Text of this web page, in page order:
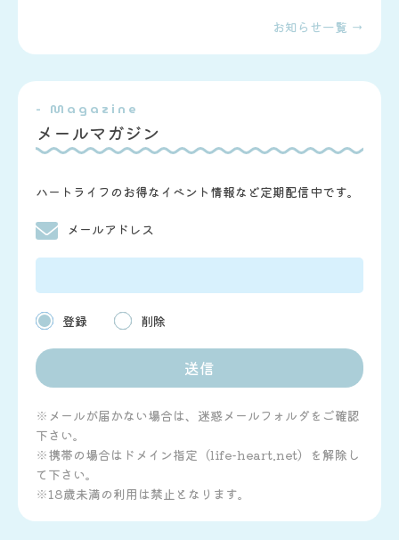
お知らせ一覧 →
- Magazine
メールマガジン
ハートライフのお得なイベント情報など定期配信中です。
メールアドレス
登録 削除
※メールが届かない場合は、迷惑メールフォルダをご確認
下さい。
※携帯の場合はドメイン指定（life-heart.net）を解除し
て下さい。
※18歳未満の利用は禁止となります。